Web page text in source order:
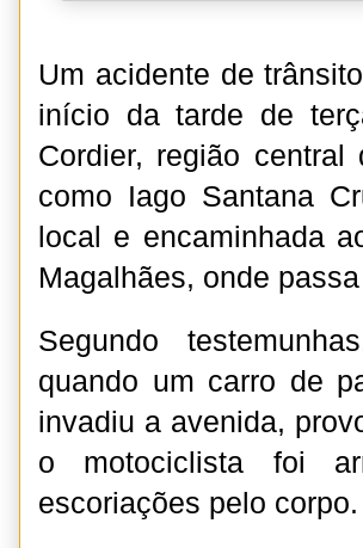
Um acidente de
início da tarde de
Cordier, região
como Iago Santana
local e encaminhada
Magalhães, onde
Segundo
quando um carro de
invadiu a avenida,
o motociclista foi
escoriações pelo corpo.